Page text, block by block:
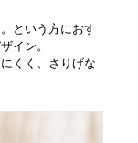
という方におす
イン。
くく、さりげな